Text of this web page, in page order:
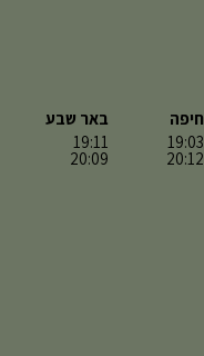
חיפה
19:03
20:12
באר שבע
19:11
20:09